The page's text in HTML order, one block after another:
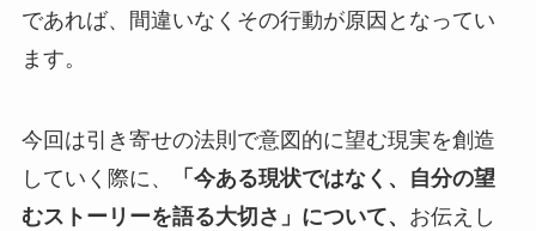
であれば、間違いなくその行動が原因となってい
ます。
今回は引き寄せの法則で意図的に望む現実を創造
していく際に、
「今ある現状ではなく、自分の望
むストーリーを語る大切さ」について、 お伝えし